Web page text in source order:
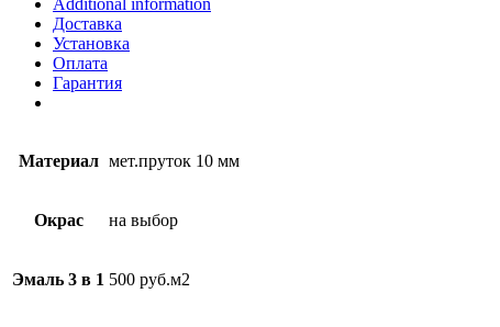
Доставка
Установка
Оплата
Гарантия
Материал мет.пруток 10 мм
Окрас на выбор
Эмаль 3 в 1 500 руб.м2